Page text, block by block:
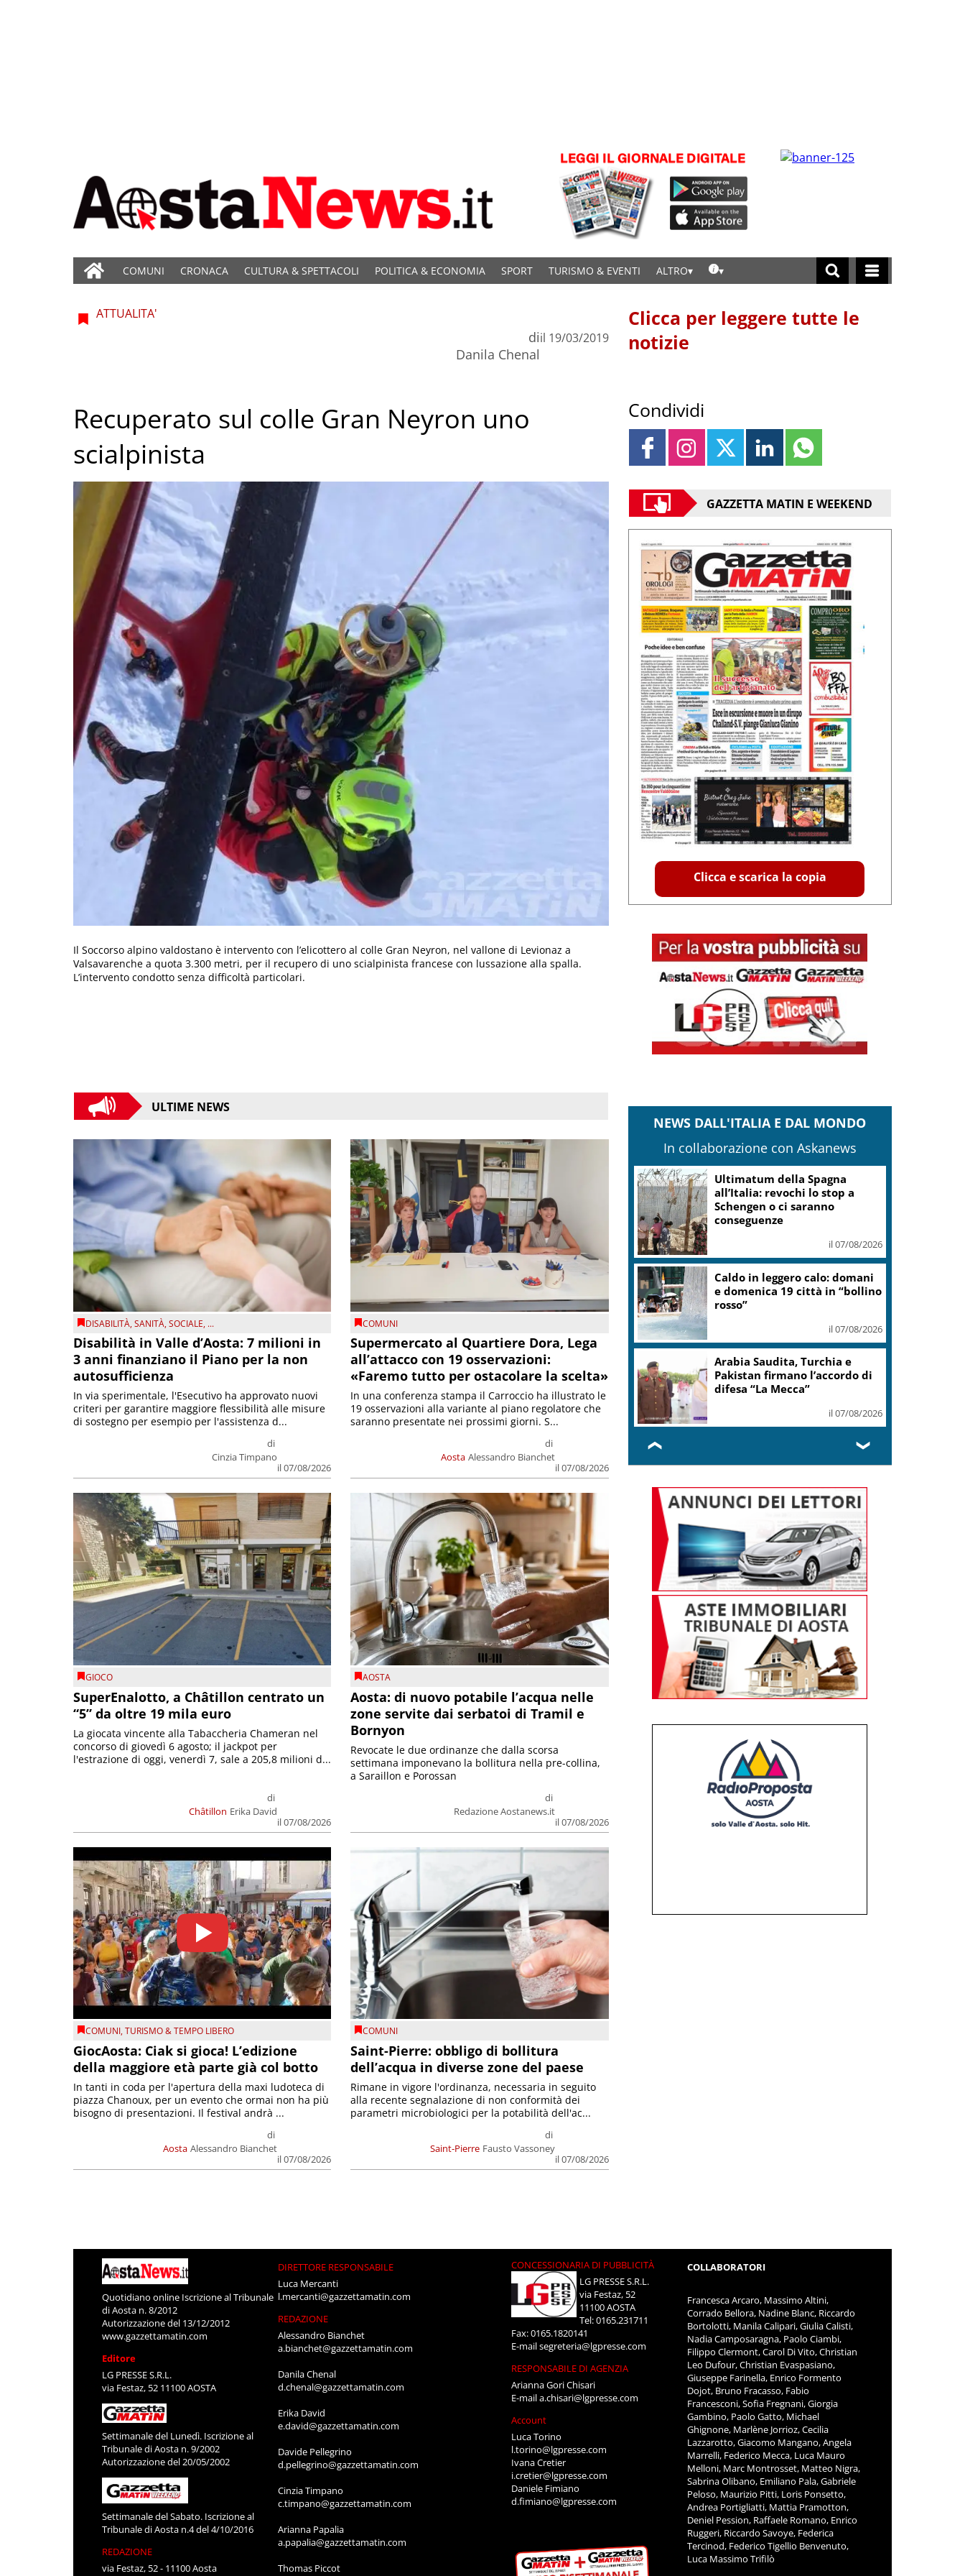
COMUNI CRONACA CULTURA & SPETTACOLI POLITICA & ECONOMIA SPORT TURISMO & EVENTI ALTRO
ATTUALITA'
di
Danila Chenal
il 19/03/2019
Recuperato sul colle Gran Neyron uno
scialpinista
Il Soccorso alpino valdostano è intervento con l’elicottero al colle Gran Neyron, nel vallone di Levionaz a
Valsavarenche a quota 3.300 metri, per il recupero di uno scialpinista francese con lussazione alla spalla.
L’intervento condotto senza difficoltà particolari.
ULTIME NEWS
DISABILITÀ,SANITÀ,SOCIALE, ...
Disabilità in Valle d’Aosta: 7 milioni in
3 anni finanziano il Piano per la non
autosufficienza
di
Cinzia Timpano
il 07/08/2026
In via sperimentale, l'Esecutivo ha approvato nuovi
criteri per garantire maggiore flessibilità alle misure
di sostegno per esempio per l'assistenza d...
COMUNI
Supermercato al Quartiere Dora, Lega
all’attacco con 19 osservazioni:
«Faremo tutto per ostacolare la scelta»
Aosta
di
Alessandro Bianchet
il 07/08/2026
In una conferenza stampa il Carroccio ha illustrato le
19 osservazioni alla variante al piano regolatore che
saranno presentate nei prossimi giorni. S...
GIOCO
SuperEnalotto, a Châtillon centrato un
“5” da oltre 19 mila euro
Châtillon
di
Erika David
il 07/08/2026
La giocata vincente alla Tabaccheria Chameran nel
concorso di giovedì 6 agosto; il jackpot per
l'estrazione di oggi, venerdì 7, sale a 205,8 milioni d...
AOSTA
Aosta: di nuovo potabile l’acqua nelle
zone servite dai serbatoi di Tramil e
Bornyon
di
Redazione Aostanews.it
il 07/08/2026
Revocate le due ordinanze che dalla scorsa
settimana imponevano la bollitura nella pre-collina,
a Saraillon e Porossan
COMUNI,TURISMO & TEMPO LIBERO
GiocAosta: Ciak si gioca! L’edizione
della maggiore età parte già col botto
Aosta
di
Alessandro Bianchet
il 07/08/2026
In tanti in coda per l'apertura della maxi ludoteca di
piazza Chanoux, per un evento che ormai non ha più
bisogno di presentazioni. Il festival andrà ...
COMUNI
Saint-Pierre: obbligo di bollitura
dell’acqua in diverse zone del paese
Saint-Pierre
di
Fausto Vassoney
il 07/08/2026
Rimane in vigore l'ordinanza, necessaria in seguito
alla recente segnalazione di non conformità dei
parametri microbiologici per la potabilità dell'ac...
Clicca per leggere tutte le
notizie
Condividi
GAZZETTA MATIN E WEEKEND
Clicca e scarica la copia
NEWS DALL'ITALIA E DAL MONDO
In collaborazione con Askanews
A Palermo l’incontro Podcast
in Circolo su “3P. Padre Pino
Puglisi”
Onu: Kiev e Mosca cessino
attacchi contro civili
Cons. Maremma Toscana: uve
sane e qualità promettente
malgrado il caldo
❮ ❯
Quotidiano online Iscrizione al Tribunale
di Aosta n. 8/2012
Autorizzazione del 13/12/2012
www.gazzettamatin.com
Editore
LG PRESSE S.R.L.
via Festaz, 52 11100 AOSTA
Settimanale del Lunedì. Iscrizione al
Tribunale di Aosta n. 9/2002
Autorizzazione del 20/05/2002
Settimanale del Sabato. Iscrizione al
Tribunale di Aosta n.4 del 4/10/2016
REDAZIONE
via Festaz, 52 - 11100 Aosta
DIRETTORE RESPONSABILE
Luca Mercanti
l.mercanti@gazzettamatin.com
REDAZIONE
Alessandro Bianchet
a.bianchet@gazzettamatin.com
Danila Chenal
d.chenal@gazzettamatin.com
Erika David
e.david@gazzettamatin.com
Davide Pellegrino
d.pellegrino@gazzettamatin.com
Cinzia Timpano
c.timpano@gazzettamatin.com
Arianna Papalia
a.papalia@gazzettamatin.com
Thomas Piccot
CONCESSIONARIA DI PUBBLICITÀ
LG PRESSE S.R.L.
via Festaz, 52
11100 AOSTA
Tel: 0165.231711
Fax: 0165.1820141
E-mailsegreteria@lgpresse.com
RESPONSABILE DI AGENZIA
Arianna Gori Chisari
E-maila.chisari@lgpresse.com
Account
Luca Torino
l.torino@lgpresse.com
Ivana Cretier
i.cretier@lgpresse.com
Daniele Fimiano
d.fimiano@lgpresse.com
COLLABORATORI
Francesca Arcaro, Massimo Altini,
Corrado Bellora, Nadine Blanc, Riccardo
Bortolotti, Manila Calipari, Giulia Calisti,
Nadia Camposaragna, Paolo Ciambi,
Filippo Clermont, Carol Di Vito, Christian
Leo Dufour, Christian Evaspasiano,
Giuseppe Farinella, Enrico Formento
Dojot, Bruno Fracasso, Fabio
Francesconi, Sofia Fregnani, Giorgia
Gambino, Paolo Gatto, Michael
Ghignone, Marlène Jorrioz, Cecilia
Lazzarotto, Giacomo Mangano, Angela
Marrelli, Federico Mecca, Luca Mauro
Melloni, Marc Montrosset, Matteo Nigra,
Sabrina Olibano, Emiliano Pala, Gabriele
Peloso, Maurizio Pitti, Loris Ponsetto,
Andrea Portigliatti, Mattia Pramotton,
Deniel Pession, Raffaele Romano, Enrico
Ruggeri, Riccardo Savoye, Federica
Tercinod, Federico Tigellio Benvenuto,
Luca Massimo Trifilò